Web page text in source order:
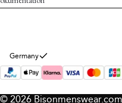
Bison
Informationen
Germany
© 2026 Bisonmenswear.com